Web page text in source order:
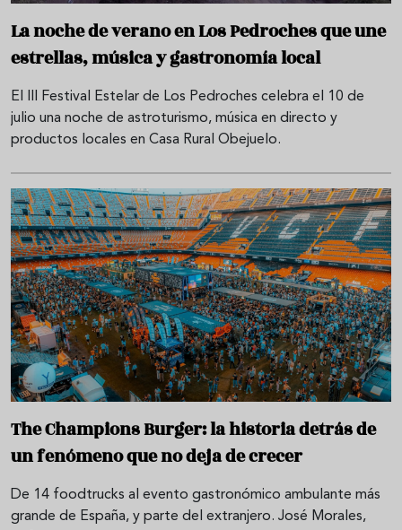
La noche de verano en Los Pedroches que une
estrellas, música y gastronomía local
El III Festival Estelar de Los Pedroches celebra el 10 de
julio una noche de astroturismo, música en directo y
productos locales en Casa Rural Obejuelo.
The Champions Burger: la historia detrás de
un fenómeno que no deja de crecer
De 14 foodtrucks al evento gastronómico ambulante más
grande de España, y parte del extranjero. José Morales,